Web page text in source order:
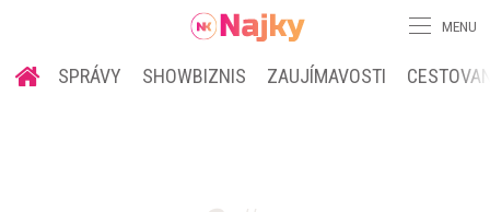
MENU
SPRÁVY SHOWBIZNIS ZAUJÍMAVOSTI